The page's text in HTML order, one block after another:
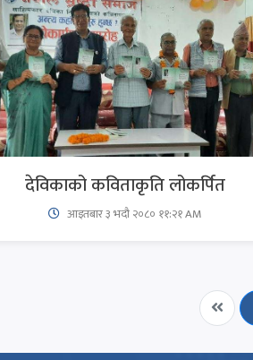
देविकाको कविताकृति लोकर्पित
आइतबार​ ३ भदौ २०८० ११:२१ AM